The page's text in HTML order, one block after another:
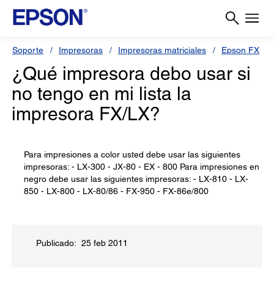
Soporte Impresoras Impresoras matriciales Epson FX
¿Qué impresora debo usar si
no tengo en mi lista la
impresora FX/LX?
Para impresiones a color usted debe usar las siguientes
impresoras: - LX-300 - JX-80 - EX - 800 Para impresiones en
negro debe usar las siguientes impresoras: - LX-810 - LX-
850 - LX-800 - LX-80/86 - FX-950 - FX-86e/800
Publicado: 25 feb 2011